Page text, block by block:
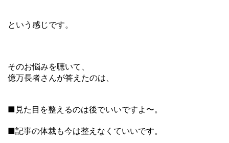
という感じです。
そのお悩みを聴いて、
億万長者さんが答えたのは、
■見た目を整えるのは後でいいですよ〜。
■記事の体裁も今は整えなくていいです。